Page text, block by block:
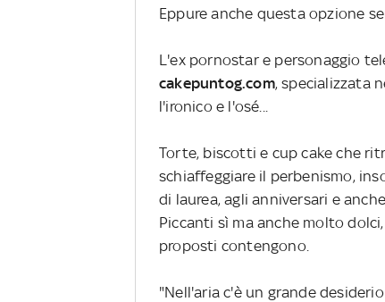
Eppure anche questa opzione
L'ex pornostar e personaggio
cakepuntog.com, specializzata
l'ironico e l'osé...
Torte, biscotti e cup cake che
schiaffeggiare il perbenismo,
di laurea, agli anniversari e
Piccanti sì ma anche molto
proposti contengono.
"Nell'aria c'è un grande